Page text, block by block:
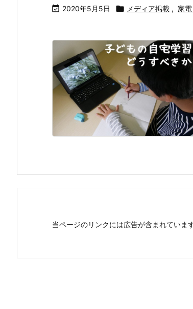
 2020年5月5日  メディア掲載 , 家
当ページのリンクには広告が含まれていま